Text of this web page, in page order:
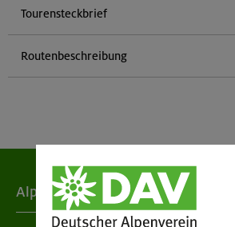
Tourensteckbrief
Routenbeschreibung
Alpenverein